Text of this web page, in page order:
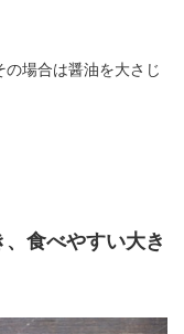
場合は醤油を大さじ
食べやすい大き